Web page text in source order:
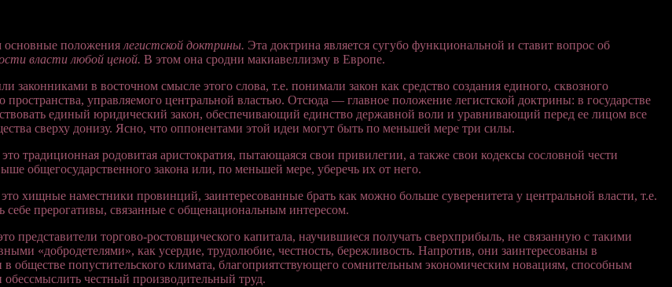
основные положения легистской доктрины. Эта доктрина является сугубо функциональной и ставит вопрос об
власти любой ценой. В этом она сродни макиавеллизму в Европе.
законниками в восточном смысле этого слова, т.е. понимали закон как средство создания единого, сквозного
пространства, управляемого центральной властью. Отсюда — главное положение легистской доктрины: в государстве
единый юридический закон, обеспечивающий единство державной воли и уравнивающий перед ее лицом все
сверху донизу. Ясно, что оппонентами этой идеи могут быть по меньшей мере три силы.
традиционная родовитая аристократия, пытающаяся свои привилегии, а также свои кодексы сословной чести
общегосударственного закона или, по меньшей мере, уберечь их от него.
хищные наместники провинций, заинтересованные брать как можно больше суверенитета у центральной власти, т.е.
себе прерогативы, связанные с общенациональным интересом.
представители торгово-ростовщического капитала, научившиеся получать сверхприбыль, не связанную с такими
«добродетелями», как усердие, трудолюбие, честность, бережливость. Напротив, они заинтересованы в
в обществе попустительского климата, благоприятствующего сомнительным экономическим новациям, способным
обессмыслить честный производительный труд.